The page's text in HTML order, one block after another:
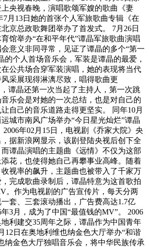
央视春晚，演唱歌颂军嫂的歌曲《妻
7月13日她的首张个人军旅歌曲专辑《在
京总政歌舞团举办了首发式。 7月26日
馆举办“在和平年代”谭晶军旅歌曲演唱
意义非同寻常，见证了谭晶的多个“第一
的个人首场音乐会，军装是谭晶的最爱，
公共场合穿军装演唱，她的表现将当代
采展现得淋漓尽致，唱得歌曲更
谭晶还第一次当起了主持人，第一次跳
乐会是对她的一次总结，也是对自己的
自己的音乐道路走得更坚实。 同年10月
城市南风广场举办“今日星光灿烂”谭晶
2006年02月15日，电视剧《乔家大院》央
据新浪网显示，该剧登陆央视后创下全
谭晶演唱的主题曲《远情》不仅为这部
花，也使得她自己再攀事业高峰。随着
收视率的飙升，主题曲也被带入了千家万
，完成歌曲录制后，谭晶特意为这首歌拍
。作为电视剧的广告宣传片，每天分两
套、三套滚动播出，广告费高达1.7亿
3月，成为了中国“最值钱的MV”。 2006
利建交35周年之际，谭晶作为中国青年
12日在奥地利维也纳金色大厅举办“和谐
纳金色大厅独唱音乐会，将中华民族传承